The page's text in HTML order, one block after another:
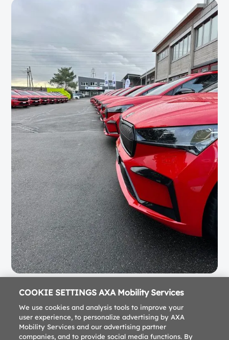
COOKIE SETTINGS AXA Mobility Services
We use cookies and analysis tools to improve your
user experience, to personalize advertising by AXA
Mobility Services and our advertising partner
companies, and to provide social media functions. By